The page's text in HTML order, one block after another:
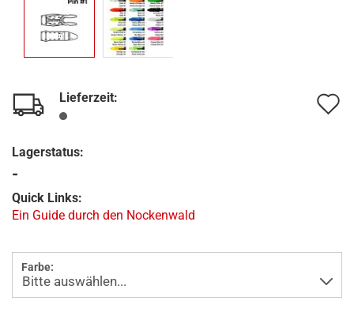
Lieferzeit:
Lagerstatus:
-
Quick Links:
Ein Guide durch den Nockenwald
Farbe: